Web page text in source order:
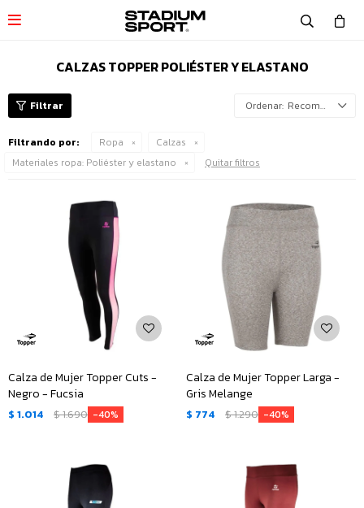

CALZAS TOPPER POLIÉSTER Y ELASTANO
Recomendados
Filtrando por: Ropa
Calzas
Materiales ropa: Poliéster y elastano Quitar filtros
Calza de Mujer Topper Cuts -
Negro - Fucsia
$ 1.014 $1.690 40
Calza de Mujer Topper Larga -
Gris Melange
$ 774 $1.290 40